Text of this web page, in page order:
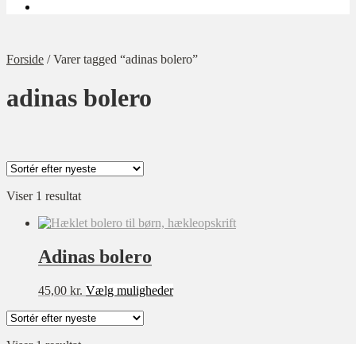
Forside /Varer tagged “adinas bolero”
adinas bolero
Kategori
Ukategoriseret
Baby
Bolig
Børn
Dame
Viser 1 resultat
Adinas bolero
45,00 kr. Vælg mulighederDette